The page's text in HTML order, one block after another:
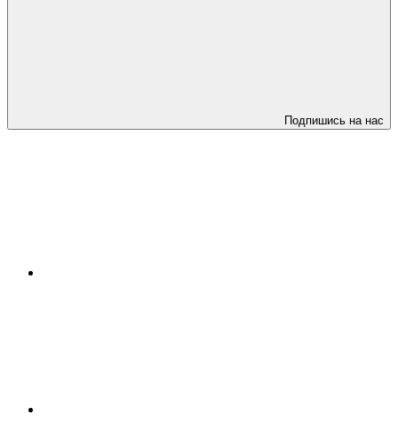
Подпишись на нас